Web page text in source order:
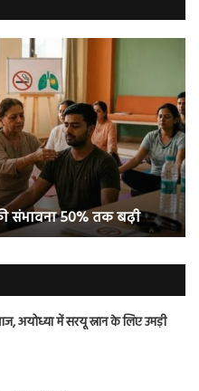
संभावना 50% तक बढ़ी
को
रहे
थे
‘ब्रेन
वह
अयोध्या में सरयू स्नान के लिए उमड़ी